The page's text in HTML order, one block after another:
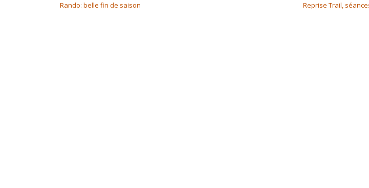
Rando: belle fin de saison Reprise Trail,